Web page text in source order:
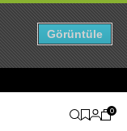
0
Görüntüle